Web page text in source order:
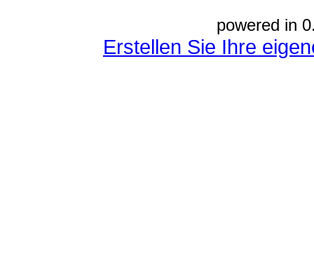
powered in
Erstellen Sie Ihre